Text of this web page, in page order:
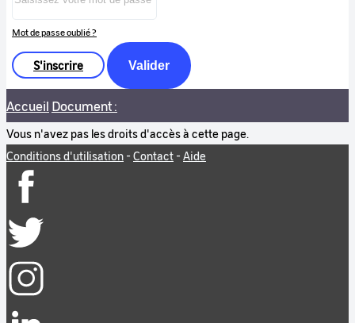
Mot de passe oublié ?
S'inscrire Valider
Accueil Document :
Vous n'avez pas les droits d'accès à cette page.
Conditions d'utilisation - Contact - Aide